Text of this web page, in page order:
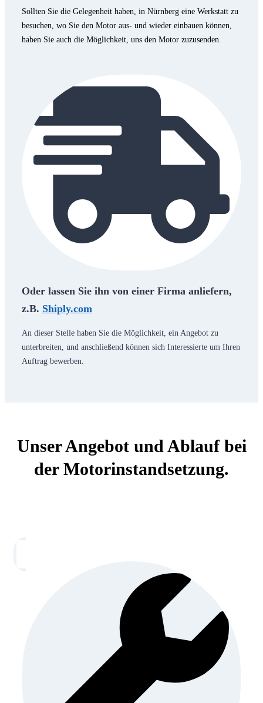
Sollten Sie die Gelegenheit haben, in Nürnberg eine Werkstatt zu
besuchen, wo Sie den Motor aus- und wieder einbauen können,
haben Sie auch die Möglichkeit, uns den Motor zuzusenden.
Oder lassen Sie ihn von einer Firma anliefern,
z.B. Shiply.com
An dieser Stelle haben Sie die Möglichkeit, ein Angebot zu
unterbreiten, und anschließend können sich Interessierte um Ihren
Auftrag bewerben.
Unser Angebot und Ablauf bei
der Motorinstandsetzung.